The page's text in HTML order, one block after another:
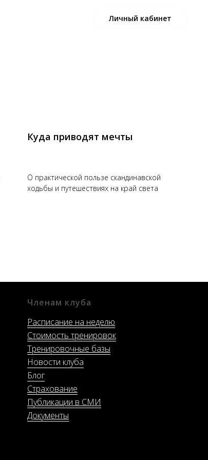
Личный кабинет
Куда приводят мечты
О практической пользе скандинавской
ходьбы и путешествиях на край света
Членам клуба
Расписание на неделю
Стоимость тренировок
Тренировочные базы
Новости клуба
Блог
Страхование
Публикации в СМИ
Документы